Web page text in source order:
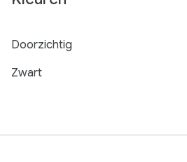
Doorzichtig
Zwart